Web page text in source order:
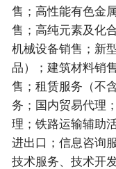
售；高性能有色金
售；高纯元素及化
机械设备销售；新
品）；建筑材料销
售；租赁服务（不
务；国内贸易代理
理；铁路运输辅助
进出口；信息咨询
技术服务、技术开